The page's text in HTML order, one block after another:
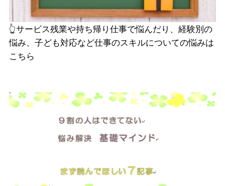
👆️サービス残業や持ち帰り仕事で悩んだり、経験別の
悩み、子ども対応など仕事のスキルについての悩みは
こちら